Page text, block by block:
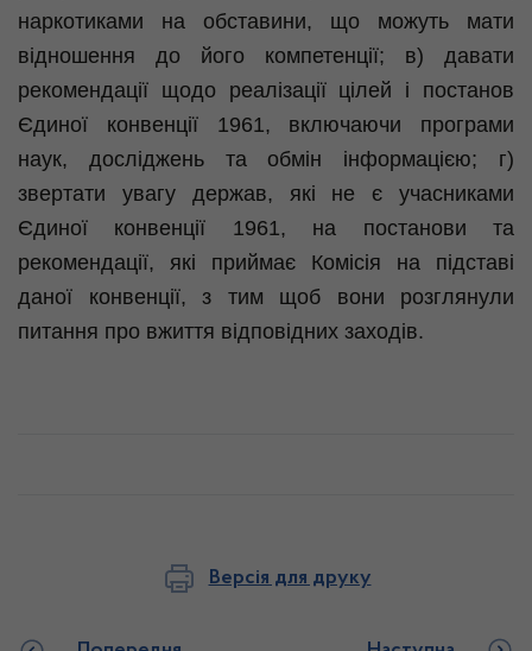
наркотиками на обставини, що можуть мати
відношення до його компетенції; в) давати
рекомендації щодо реалізації цілей і постанов
Єдиної конвенції 1961, включаючи програми
наук, досліджень та обмін інформацією; г)
звертати увагу держав, які не є учасниками
Єдиної конвенції 1961, на постанови та
рекомендації, які приймає Комісія на підставі
даної конвенції, з тим щоб вони розглянули
питання про вжиття відповідних заходів.
Версія для друку